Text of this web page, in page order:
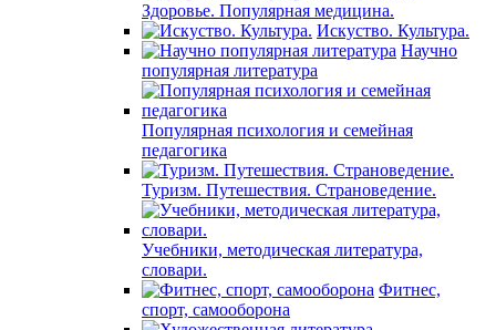
Здоровье. Популярная медицина.
Искуство. Культура.
Научно
популярная литература
Популярная психология и семейная
педагогика
Туризм. Путешествия. Страноведение.
Учебники, методическая литература,
словари.
Фитнес,
спорт, самооборона